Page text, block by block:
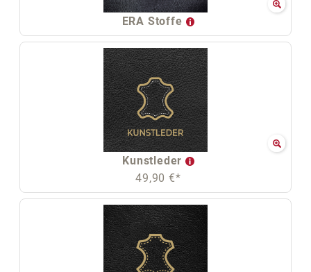
ERA Stoffe
Kunstleder
49,90 €*